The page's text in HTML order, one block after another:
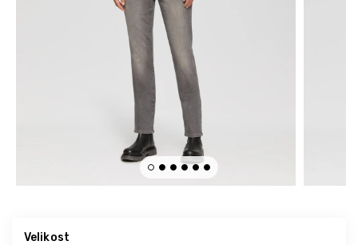
Velikost